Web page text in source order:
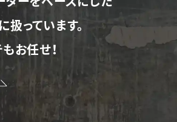
扱っています。
お任せ！